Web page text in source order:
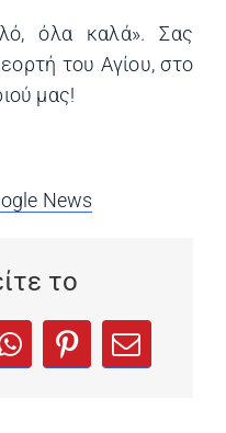
όλα καλά». Σας
του Αγίου, στο
μας!
News
το
tab)
in a new tab)
WhatsApp
(opens in a new tab)
Pinterest
(opens in a
Email